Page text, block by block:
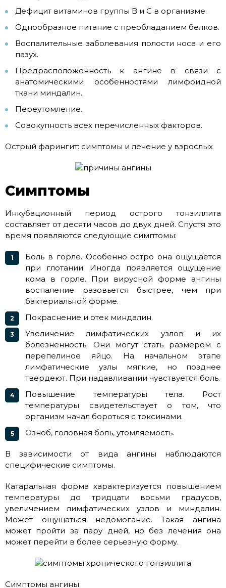
Дефицит витаминов группы В и С в организме.
Однообразное питание с преобладанием белков.
Воспалительные заболевания полости носа и его
пазух.
Предрасположенность к ангине в связи с
анатомическими особенностями лимфоидной
ткани миндалин.
Переутомление.
Совокупность всех перечисленных факторов.
Острый фарингит: симптомы и лечение у взрослых
Симптомы
Инкубационный период острого тонзиллита
составляет от десяти часов до двух дней. Спустя это
время появляются следующие симптомы:
Боль в горле. Особенно остро она ощущается
при глотании. Иногда появляется ощущение
кома в горле. При вирусной форме ангины
воспаление разовьется быстрее, чем при
бактериальной форме.
Покраснение и отек миндалин.
Увеличение лимфатических узлов и их
болезненность. Они могут стать размером с
перепелиное яйцо. На начальном этапе
лимфатические узлы мягкие, но позднее
твердеют. При надавливании чувствуется боль.
Повышение температуры тела. Рост
температуры свидетельствует о том, что
организм начал бороться с токсинами.
Озноб, головная боль, утомляемость.
В зависимости от вида ангины наблюдаются
специфические симптомы.
Катаральная форма характеризуется повышением
температуры до тридцати восьми градусов,
увеличением лимфатических узлов и миндалин.
Может ощущаться недомогание. Такая ангина
может пройти за пару дней, но без лечения она
может перейти в более серьезную форму.
Симптомы ангины